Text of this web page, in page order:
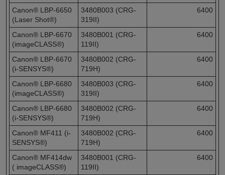
Canon® LBP-6650
(Laser Shot®)
3480B003 (CRG-
319II)
6400
Canon® LBP-6670
(imageCLASS®)
3480B001 (CRG-
119II)
6400
Canon® LBP-6670
(i-SENSYS®)
3480B002 (CRG-
719H)
6400
Canon® LBP-6680
(imageCLASS®)
3480B003 (CRG-
319II)
6400
Canon® LBP-6680
(i-SENSYS®)
3480B002 (CRG-
719H)
6400
Canon® MF411 (i-
SENSYS®)
3480B002 (CRG-
719H)
6400
Canon® MF414dw
( imageCLASS®)
3480B001 (CRG-
119II)
6400